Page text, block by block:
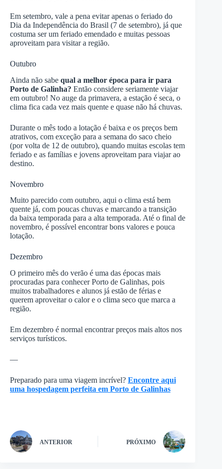
Em setembro, vale a pena evitar apenas o feriado do
Dia da Independência do Brasil (7 de setembro), já que
costuma ser um feriado emendado e muitas pessoas
aproveitam para visitar a região.
Outubro
Ainda não sabe qual a melhor época para ir para
Porto de Galinha? Então considere seriamente viajar
em outubro! No auge da primavera, a estação é seca, o
clima fica cada vez mais quente e quase não há chuvas.
Durante o mês todo a lotação é baixa e os preços bem
atrativos, com exceção para a semana do saco cheio
(por volta de 12 de outubro), quando muitas escolas tem
feriado e as famílias e jovens aproveitam para viajar ao
destino.
Novembro
Muito parecido com outubro, aqui o clima está bem
quente já, com poucas chuvas e marcando a transição
da baixa temporada para a alta temporada. Até o final de
novembro, é possível encontrar bons valores e pouca
lotação.
Dezembro
O primeiro mês do verão é uma das épocas mais
procuradas para conhecer Porto de Galinhas, pois
muitos trabalhadores e alunos já estão de férias e
querem aproveitar o calor e o clima seco que marca a
região.
Em dezembro é normal encontrar preços mais altos nos
serviços turísticos.
—
Preparado para uma viagem incrível? Encontre aqui
uma hospedagem perfeita em Porto de Galinhas
ANTERIOR PRÓXIMO